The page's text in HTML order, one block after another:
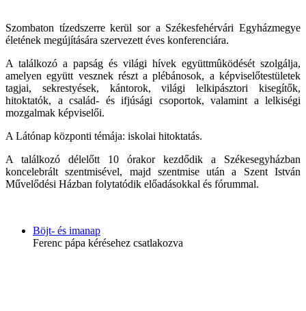
Szombaton tízedszerre kerül sor a Székesfehérvári Egyházmegye
életének megújítására szervezett éves konferenciára.
A találkozó a papság és világi hívek együttmûködését szolgálja,
amelyen együtt vesznek részt a plébánosok, a képviselőtestületek
tagjai, sekrestyések, kántorok, világi lelkipásztori kisegítők,
hitoktatók, a család- és ifjúsági csoportok, valamint a lelkiségi
mozgalmak képviselői.
A Látónap központi témája: iskolai hitoktatás.
A találkozó délelőtt 10 órakor kezdődik a Székesegyházban
koncelebrált szentmisével, majd szentmise után a Szent István
Művelődési Házban folytatódik előadásokkal és fórummal.
Böjt- és imanap
Ferenc pápa kérésehez csatlakozva